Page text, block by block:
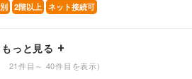
2階以上 ネット接続可
もっと見る
21件目～ 40件目を表示)